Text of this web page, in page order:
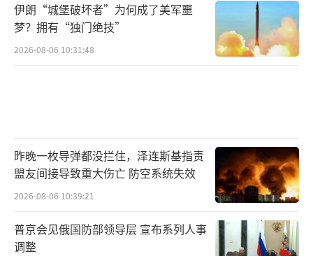
伊朗“城堡破坏者”为何成了美军噩
梦？拥有“独门绝技”
2026-08-06 10:31:48
昨晚一枚导弹都没拦住，泽连斯基指责
盟友间接导致重大伤亡 防空系统失效
2026-08-06 10:39:21
普京会见俄国防部领导层 宣布系列人事
调整